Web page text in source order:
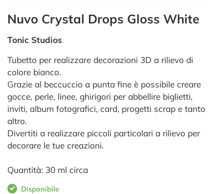
Nuvo Crystal Drops Gloss White
Tonic Studios
Tubetto per realizzare decorazioni 3D a rilievo di
colore bianco.
Grazie al beccuccio a punta fine è possibile creare
gocce, perle, linee, ghirigori per abbellire biglietti,
inviti, album fotografici, card, progetti scrap e tanto
altro.
Divertiti a realizzare piccoli particolari a rilievo per
decorare le tue creazioni.
Quantità: 30 ml circa
Disponibile